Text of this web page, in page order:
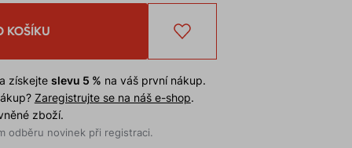
KOŠÍKU
a získejte slevu 5 % na váš první nákup.
Zaregistrujte se na náš e-shop.
zboží.
odběru novinek při registraci.